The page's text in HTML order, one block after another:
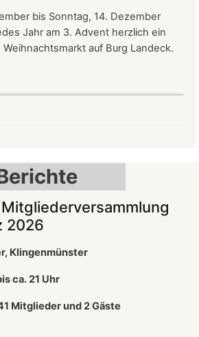
bis Sonntag, 14. Dezember
Jahr am 3. Advent herzlich ein
auf Burg Landeck.
2026
Klingenmünster
ca. 21 Uhr
Mitglieder und 2 Gäste